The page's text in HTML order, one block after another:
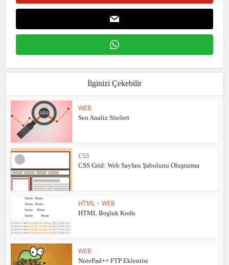
İlginizi Çekebilir
WEB
Seo Analiz Siteleri
CSS
CSS Grid: Web Sayfası Şabolunu Oluşturma
HTML • WEB
HTML Boşluk Kodu
WEB
NotePad++ FTP Eklentisi